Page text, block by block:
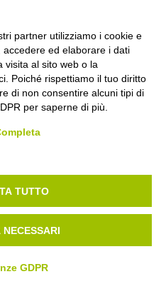
non clorante
partner utilizziamo i cookie e
ed elaborare i dati
visita al sito web o la
Poiché rispettiamo il tuo diritto
di non consentire alcuni tipi di
per saperne di più.
TUTTO
GDPR